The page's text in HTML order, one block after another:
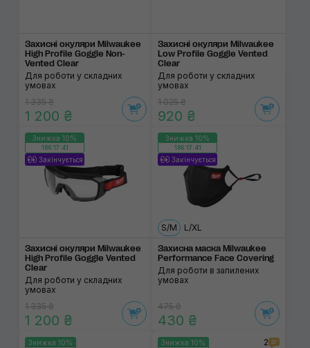
Захисні окуляри Milwaukee
High Profile Goggle Non-
Vented Clear
Для роботи у складних
умовах
1 335 ₴
1 200 ₴
Захисні окуляри Milwaukee
Low Profile Goggle Vented
Clear
Для роботи у складних
умовах
1 025 ₴
920 ₴
Знижка 10%
186:17:41
Закінчується
Захисні окуляри Milwaukee
High Profile Goggle Vented
Clear
Для роботи у складних
умовах
1 335 ₴
1 200 ₴
Знижка 10%
186:17:41
Закінчується
S/M L/XL
Захисна маска Milwaukee
Performance Face Covering
Для роботи в запилених
умовах
475 ₴
430 ₴
Знижка 10% Знижка 10% 2